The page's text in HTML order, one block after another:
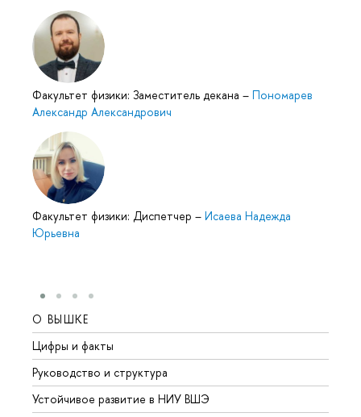
Факультет физики: Заместитель декана – Пономарев
Александр Александрович
Факультет физики: Диспетчер – Исаева Надежда
Юрьевна
О ВЫШКЕ
Цифры и факты
Руководство и структура
Устойчивое развитие в НИУ ВШЭ